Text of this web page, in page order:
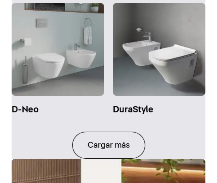
D-Neo DuraStyle
Cargar más